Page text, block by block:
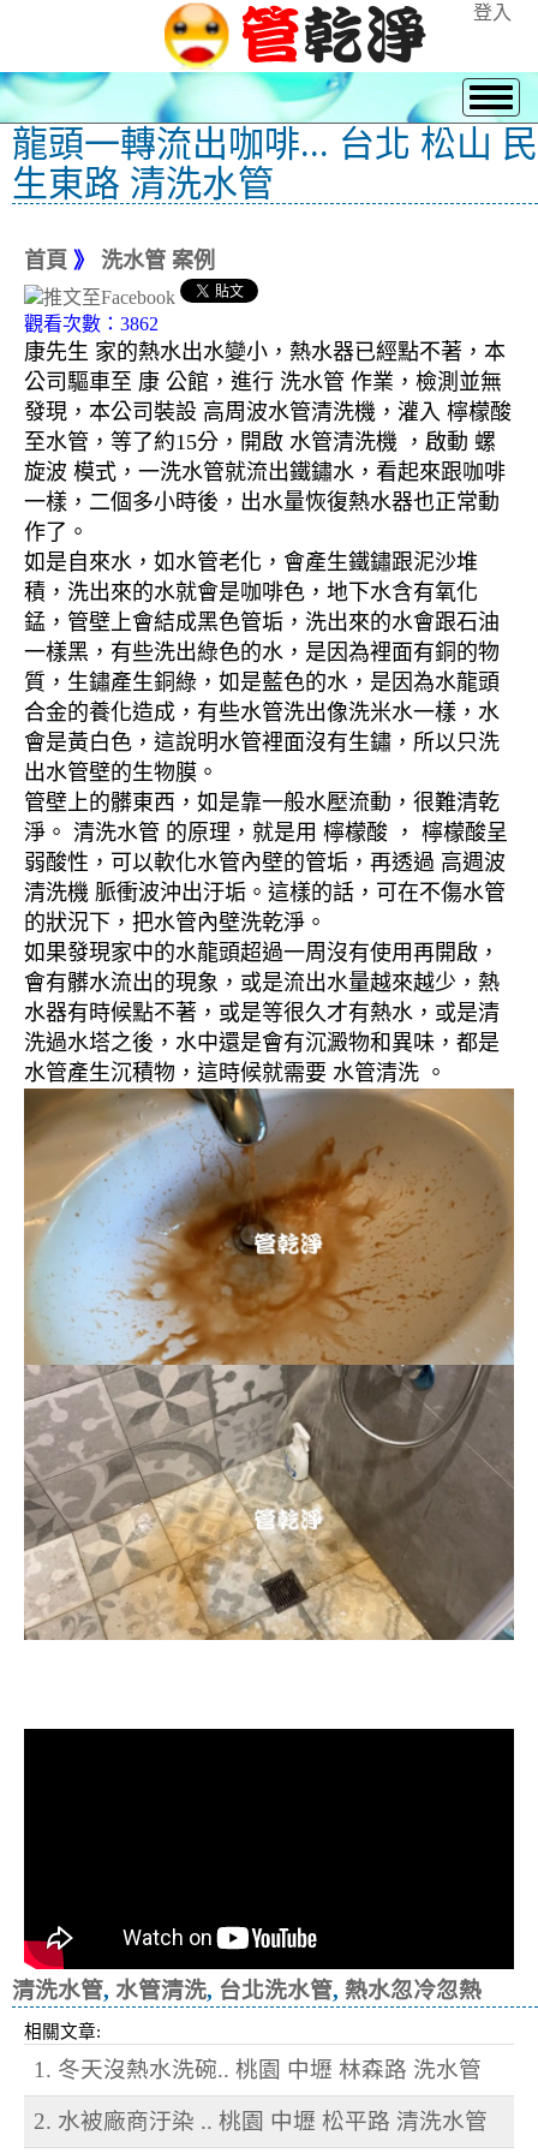
登入
龍頭一轉流出咖啡... 台北 松山 民
生東路 清洗水管
首頁 》 洗水管 案例
觀看次數：3862
康先生 家的熱水出水變小，熱水器已經點不著，本
公司驅車至 康 公館，進行 洗水管 作業，檢測並無
發現，本公司裝設 高周波水管清洗機，灌入 檸檬酸
至水管，等了約15分，開啟 水管清洗機 ，啟動 螺
旋波 模式，一洗水管就流出鐵鏽水，看起來跟咖啡
一樣，二個多小時後，出水量恢復熱水器也正常動
作了。
如是自來水，如水管老化，會產生鐵鏽跟泥沙堆
積，洗出來的水就會是咖啡色，地下水含有氧化
錳，管壁上會結成黑色管垢，洗出來的水會跟石油
一樣黑，有些洗出綠色的水，是因為裡面有銅的物
質，生鏽產生銅綠，如是藍色的水，是因為水龍頭
合金的養化造成，有些水管洗出像洗米水一樣，水
會是黃白色，這說明水管裡面沒有生鏽，所以只洗
出水管壁的生物膜。
管壁上的髒東西，如是靠一般水壓流動，很難清乾
淨。 清洗水管 的原理，就是用 檸檬酸 ， 檸檬酸呈
弱酸性，可以軟化水管內壁的管垢，再透過 高週波
清洗機 脈衝波沖出汙垢。這樣的話，可在不傷水管
的狀況下，把水管內壁洗乾淨。
如果發現家中的水龍頭超過一周沒有使用再開啟，
會有髒水流出的現象，或是流出水量越來越少，熱
水器有時候點不著，或是等很久才有熱水，或是清
洗過水塔之後，水中還是會有沉澱物和異味，都是
水管產生沉積物，這時候就需要 水管清洗 。
清洗水管, 水管清洗, 台北洗水管, 熱水忽冷忽熱
相關文章:
1. 冬天沒熱水洗碗.. 桃園 中壢 林森路 洗水管
2. 水被廠商汙染 .. 桃園 中壢 松平路 清洗水管